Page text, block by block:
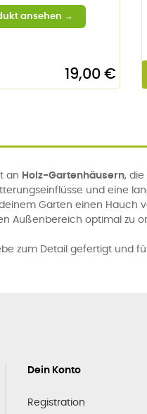
19,00 €
an Holz-Gartenhäusern, die
und eine
Garten einen Hauch
Außenbereich optimal zu
zum Detail gefertigt und
Dein Konto
Registration